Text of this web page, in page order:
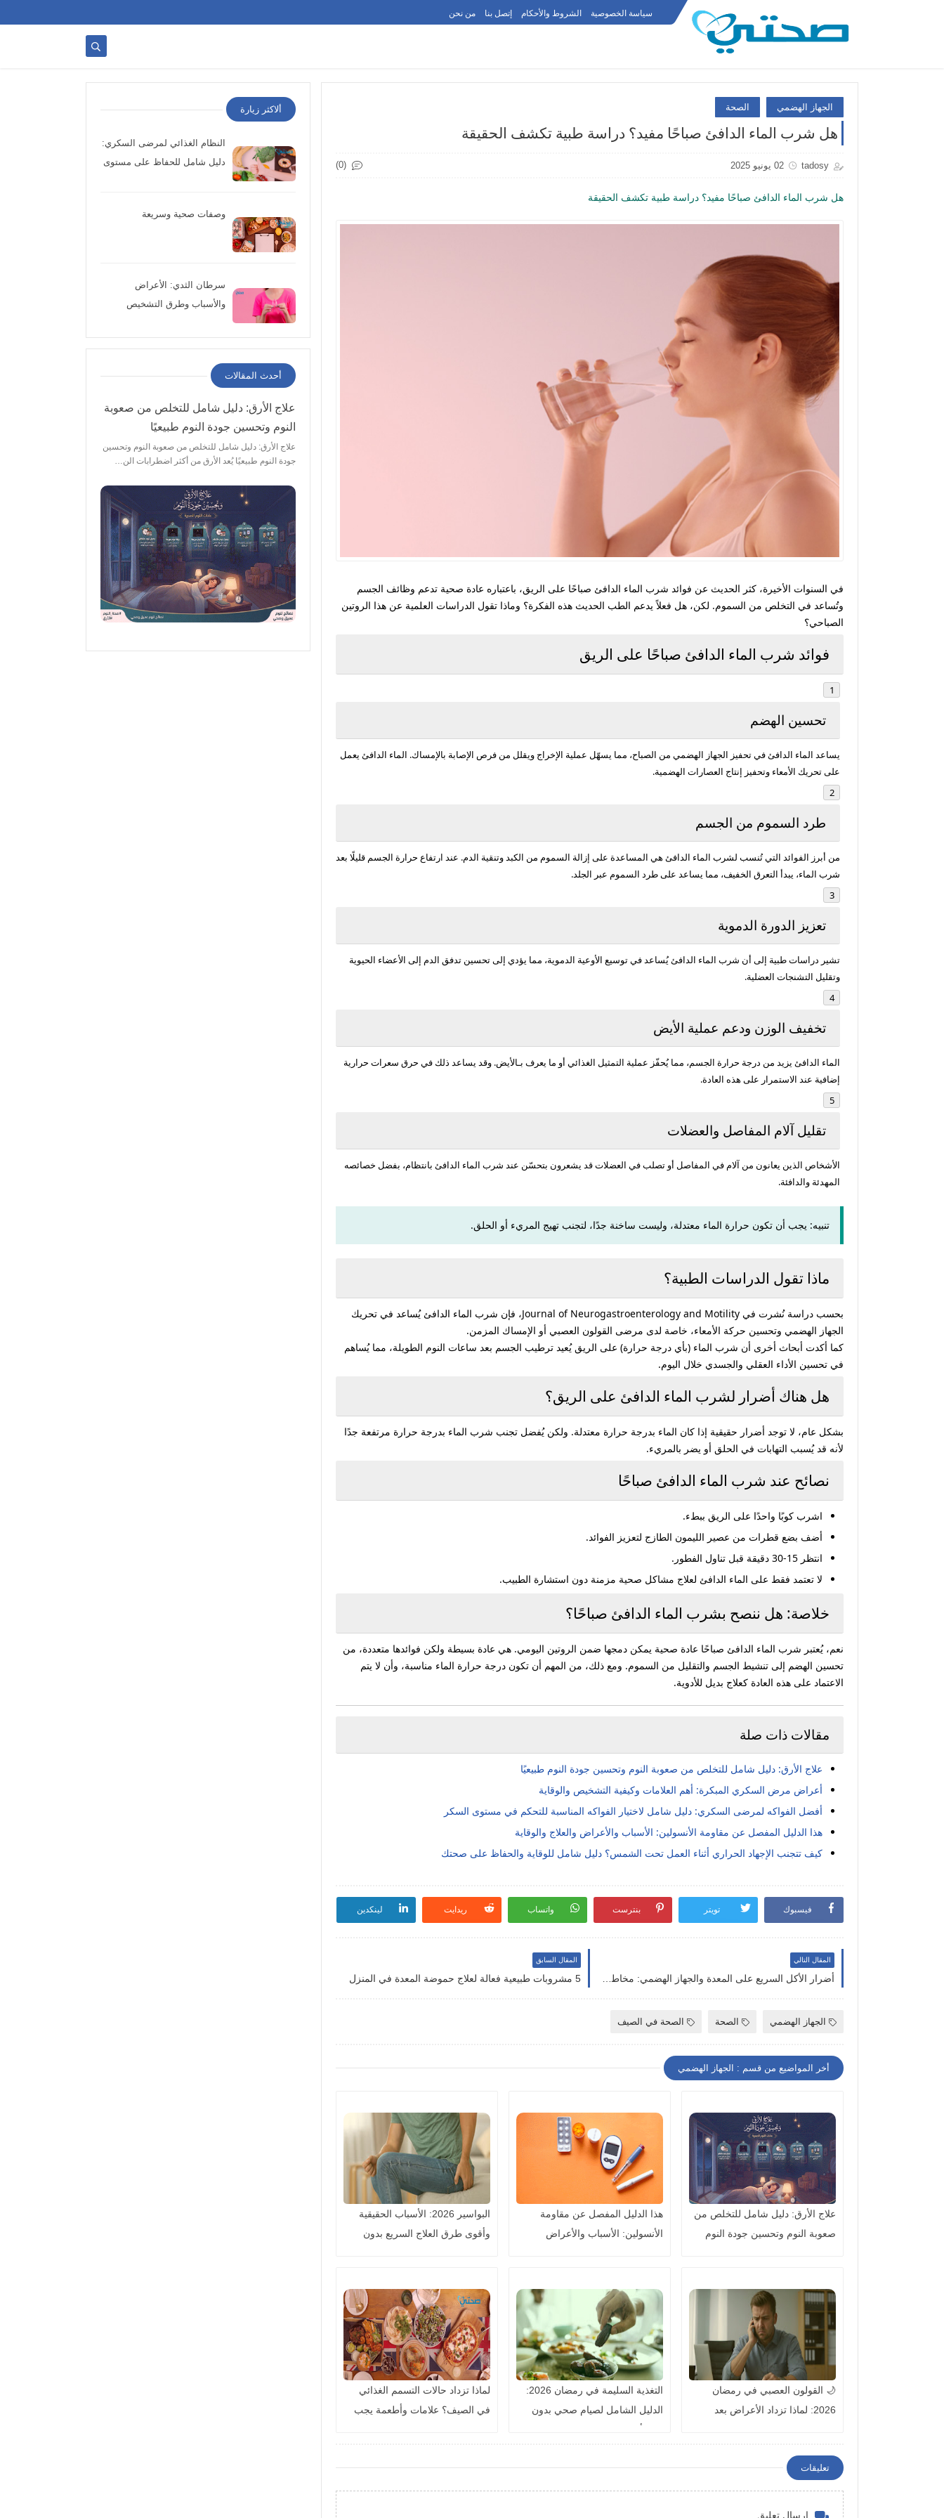
سياسة الخصوصية الشروط والأحكام إتصل بنا من نحن
الجهاز الهضمي الصحة
هل شرب الماء الدافئ صباحًا مفيد؟ دراسة طبية تكشف الحقيقة
tadosy 02 يونيو 2025 (0)
هل شرب الماء الدافئ صباحًا مفيد؟ دراسة طبية تكشف الحقيقة
في السنوات الأخيرة، كثر الحديث عن فوائد شرب الماء الدافئ صباحًا على الريق، باعتباره عادة صحية تدعم وظائف الجسم
وتُساعد في التخلص من السموم. لكن، هل فعلاً يدعم الطب الحديث هذه الفكرة؟ وماذا تقول الدراسات العلمية عن هذا الروتين
الصباحي؟
فوائد شرب الماء الدافئ صباحًا على الريق
تحسين الهضم
يساعد الماء الدافئ في تحفيز الجهاز الهضمي من الصباح، مما يسهّل عملية الإخراج ويقلل من فرص الإصابة بالإمساك. الماء الدافئ يعمل
على تحريك الأمعاء وتحفيز إنتاج العصارات الهضمية.
طرد السموم من الجسم
من أبرز الفوائد التي تُنسب لشرب الماء الدافئ هي المساعدة على إزالة السموم من الكبد وتنقية الدم. عند ارتفاع حرارة الجسم قليلًا بعد
شرب الماء، يبدأ التعرق الخفيف، مما يساعد على طرد السموم عبر الجلد.
تعزيز الدورة الدموية
تشير دراسات طبية إلى أن شرب الماء الدافئ يُساعد في توسيع الأوعية الدموية، مما يؤدي إلى تحسين تدفق الدم إلى الأعضاء الحيوية
وتقليل التشنجات العضلية.
تخفيف الوزن ودعم عملية الأيض
الماء الدافئ يزيد من درجة حرارة الجسم، مما يُحفّز عملية التمثيل الغذائي أو ما يعرف بـالأيض. وقد يساعد ذلك في حرق سعرات حرارية
إضافية عند الاستمرار على هذه العادة.
تقليل آلام المفاصل والعضلات
الأشخاص الذين يعانون من آلام في المفاصل أو تصلب في العضلات قد يشعرون بتحسّن عند شرب الماء الدافئ بانتظام، بفضل خصائصه
المهدئة والدافئة.
تنبيه: يجب أن تكون حرارة الماء معتدلة، وليست ساخنة جدًا، لتجنب تهيج المريء أو الحلق.
ماذا تقول الدراسات الطبية؟
بحسب دراسة نُشرت في Journal of Neurogastroenterology and Motility، فإن شرب الماء الدافئ يُساعد في تحريك
الجهاز الهضمي وتحسين حركة الأمعاء، خاصة لدى مرضى القولون العصبي أو الإمساك المزمن.
كما أكدت أبحاث أخرى أن شرب الماء (بأي درجة حرارة) على الريق يُعيد ترطيب الجسم بعد ساعات النوم الطويلة، مما يُساهم
في تحسين الأداء العقلي والجسدي خلال اليوم.
هل هناك أضرار لشرب الماء الدافئ على الريق؟
بشكل عام، لا توجد أضرار حقيقية إذا كان الماء بدرجة حرارة معتدلة. ولكن يُفضل تجنب شرب الماء بدرجة حرارة مرتفعة جدًا
لأنه قد يُسبب التهابات في الحلق أو يضر بالمريء.
نصائح عند شرب الماء الدافئ صباحًا
اشرب كوبًا واحدًا على الريق ببطء.
أضف بضع قطرات من عصير الليمون الطازج لتعزيز الفوائد.
انتظر 15-30 دقيقة قبل تناول الفطور.
لا تعتمد فقط على الماء الدافئ لعلاج مشاكل صحية مزمنة دون استشارة الطبيب.
خلاصة: هل ننصح بشرب الماء الدافئ صباحًا؟
نعم، يُعتبر شرب الماء الدافئ صباحًا عادة صحية يمكن دمجها ضمن الروتين اليومي. هي عادة بسيطة ولكن فوائدها متعددة، من
تحسين الهضم إلى تنشيط الجسم والتقليل من السموم. ومع ذلك، من المهم أن تكون درجة حرارة الماء مناسبة، وأن لا يتم
الاعتماد على هذه العادة كعلاج بديل للأدوية.
مقالات ذات صلة
علاج الأرق: دليل شامل للتخلص من صعوبة النوم وتحسين جودة النوم طبيعيًا
أعراض مرض السكري المبكرة: أهم العلامات وكيفية التشخيص والوقاية
أفضل الفواكه لمرضى السكري: دليل شامل لاختيار الفواكه المناسبة للتحكم في مستوى السكر
هذا الدليل المفصل عن مقاومة الأنسولين: الأسباب والأعراض والعلاج والوقاية
كيف تتجنب الإجهاد الحراري أثناء العمل تحت الشمس؟ دليل شامل للوقاية والحفاظ على صحتك
فيسبوك تويتر بنترست واتساب ريدايت لينكدين
المقال التالي المقال السابق
5 مشروبات طبيعية فعالة لعلاج حموضة المعدة في المنزل
الجهاز الهضمي الصحة الصحة في الصيف
أخر المواضيع من قسم : الجهاز الهضمي
علاج الأرق: دليل شامل للتخلص من
صعوبة النوم وتحسين جودة النوم
هذا الدليل المفصل عن مقاومة
الأنسولين: الأسباب والأعراض
البواسير 2026: الأسباب الحقيقية
وأقوى طرق العلاج السريع بدون
🌙 القولون العصبي في رمضان
2026: لماذا تزداد الأعراض بعد
التغذية السليمة في رمضان 2026:
الدليل الشامل لصيام صحي بدون
تعب أو زيادة وزن
لماذا تزداد حالات التسمم الغذائي
في الصيف؟ علامات وأطعمة يجب
تعليقات
إرسال تعليق
ألاكثر زيارة
النظام الغذائي لمرضى السكري:
دليل شامل للحفاظ على مستوى
وصفات صحية وسريعة
سرطان الثدي: الأعراض
والأسباب وطرق التشخيص
أحدث المقالات
علاج الأرق: دليل شامل للتخلص من صعوبة
النوم وتحسين جودة النوم طبيعيًا
علاج الأرق: دليل شامل للتخلص من صعوبة النوم وتحسين
جودة النوم طبيعيًا يُعد الأرق من أكثر اضطرابات الن…